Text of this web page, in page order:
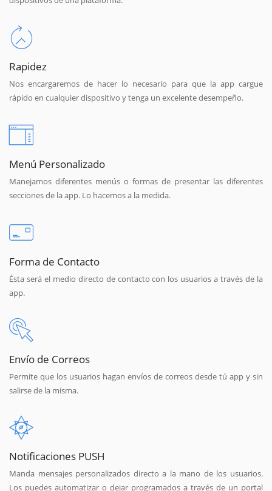
Rapidez
Nos encargaremos de hacer lo necesario para que la app cargue
rápido en cualquier dispositivo y tenga un excelente desempeño.
Menú Personalizado
Manejamos diferentes menús o formas de presentar las diferentes
secciones de la app. Lo hacemos a la medida.
Forma de Contacto
Ésta será el medio directo de contacto con los usuarios a través de la
app.
Envío de Correos
Permite que los usuarios hagan envíos de correos desde tú app y sin
salirse de la misma.
Notificaciones PUSH
Manda mensajes personalizados directo a la mano de los usuarios.
Los puedes automatizar o dejar programados a través de un portal